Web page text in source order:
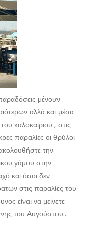
μένουν
αλλά και μέσα
καλοκαιριού , στις
παραλίες οι θρύλοι
την
γάμου στην
και όσοι δεν
στις παραλίες του
είναι να μείνετε
του Αυγούστου…